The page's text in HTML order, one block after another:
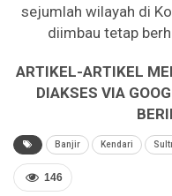
sejumlah wilayah di
diimbau tetap
ARTIKEL-ARTIKEL
DIAKSES VIA
Banjir Kendari
146